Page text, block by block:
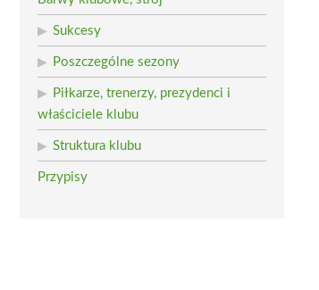
Sukcesy
Poszczególne sezony
Piłkarze, trenerzy, prezydenci i
właściciele klubu
Struktura klubu
Przypisy